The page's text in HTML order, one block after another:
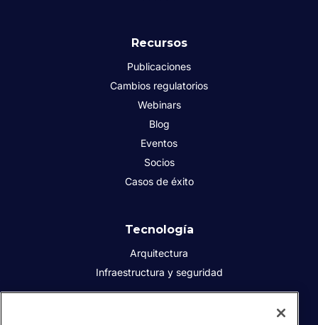
Recursos
Publicaciones
Cambios regulatorios
Webinars
Blog
Eventos
Socios
Casos de éxito
Tecnología
Arquitectura
Infraestructura y seguridad